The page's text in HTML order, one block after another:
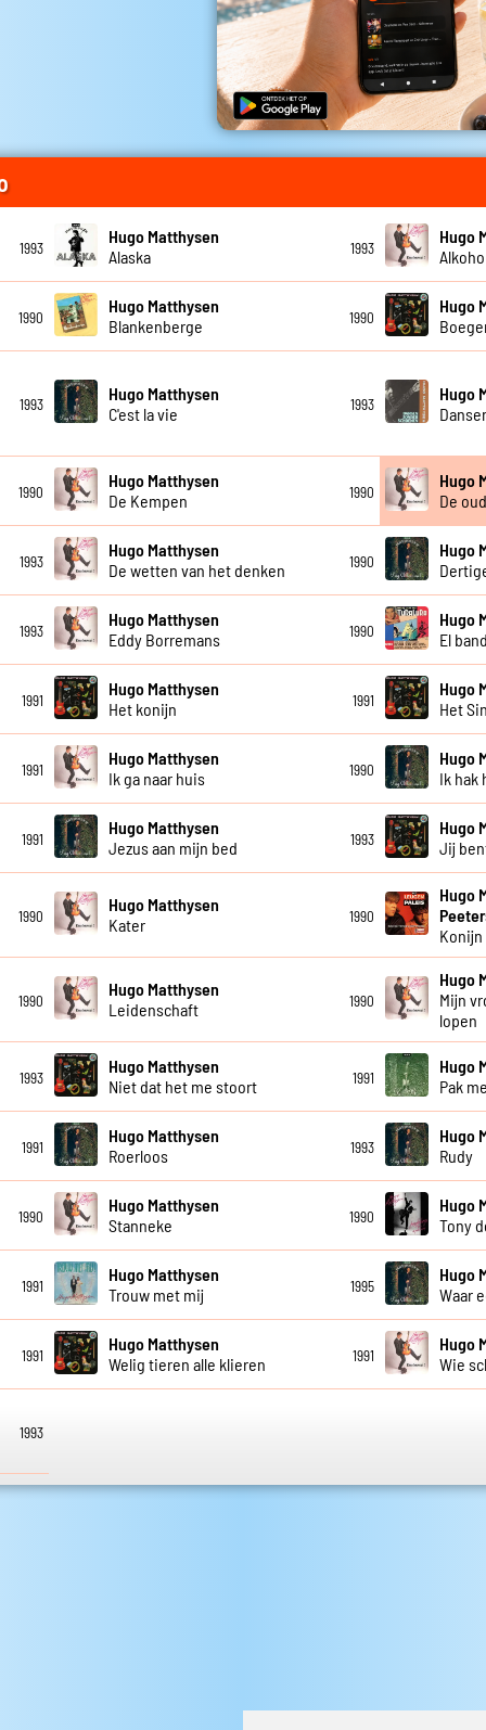
1993
Hugo Matthysen
Alaska
1993
Hugo
1990
Hugo Matthysen
Blankenberge
1990
Hugo
1993
Hugo Matthysen
C'est la vie
1993
Hugo
1990
Hugo Matthysen
De Kempen
1990
Hugo
De
1993
Hugo Matthysen
De wetten van het denken
1990
Hugo
1993
Hugo Matthysen
Eddy Borremans
1990
Hugo
El
1991
Hugo Matthysen
Het konijn
1991
Hugo
Het
1991
Hugo Matthysen
Ik ga naar huis
1990
Hugo
Ik hak
1991
Hugo Matthysen
Jezus aan mijn bed
1993
Hugo
Jij
1990
Hugo Matthysen
Kater
1990
Hugo
1990
Hugo Matthysen
Leidenschaft
1990
Hugo
Mijn
lopen
1993
Hugo Matthysen
Niet dat het me stoort
1991
Hugo
Pak
1991
Hugo Matthysen
Roerloos
1993
Hugo
Rudy
1990
Hugo Matthysen
Stanneke
1990
Hugo
Tony
1991
Hugo Matthysen
Trouw met mij
1995
Hugo
Waar
1991
Hugo Matthysen
Welig tieren alle klieren
1991
Hugo
Wie
1993